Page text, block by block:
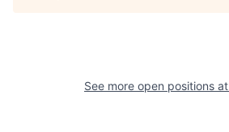
See more open positions at